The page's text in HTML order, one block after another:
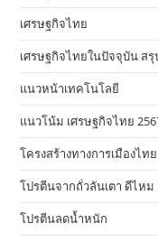
เศรษฐกิจไทย
เศรษฐกิจไทยในปัจจุบัน สรุ
แนวหน้าเทคโนโลยี
แนวโน้ม เศรษฐกิจไทย
โครงสร้างทางการเมืองไท
โปรตีนจากถั่วลันเตา ดีไหม
โปรตีนลดน้ำหนัก